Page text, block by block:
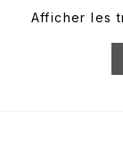
Longueur
Afficher les